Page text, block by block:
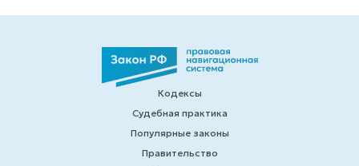
Кодексы
Судебная практика
Популярные законы
Правительство